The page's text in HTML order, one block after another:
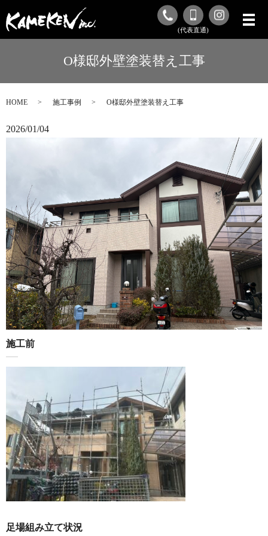
(代表直通)
O様邸外壁塗装替え工事
HOME 施工事例 O様邸外壁塗装替え工事
2026/01/04
施工前
足場組み立て状況